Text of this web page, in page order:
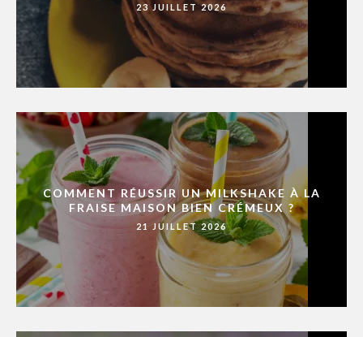
23 JUILLET 2026
COMMENT RÉUSSIR UN MILKSHAKE À LA
FRAISE MAISON BIEN CRÉMEUX ?
21 JUILLET 2026